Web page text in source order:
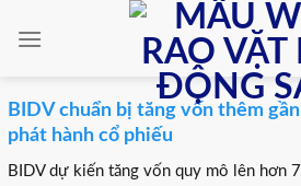
BIDV chuẩn bị tăng vốn thêm
phát hành cổ phiếu
BIDV dự kiến tăng vốn quy mô lên hơn